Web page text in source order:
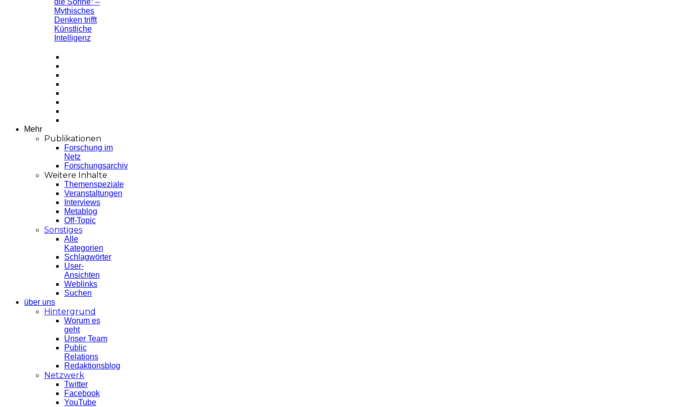
Mehr
Publikationen
Forschung im
Netz
Forschungsarchiv
Weitere Inhalte
Themenspeziale
Veranstaltungen
Interviews
Metablog
Off-Topic
Sonstiges
Alle
Kategorien
Schlagwörter
User-
Ansichten
Weblinks
Suchen
über uns
Hintergrund
Worum es
geht
Unser Team
Public
Relations
Redaktionsblog
Netzwerk
Twitter
Facebook
YouTube